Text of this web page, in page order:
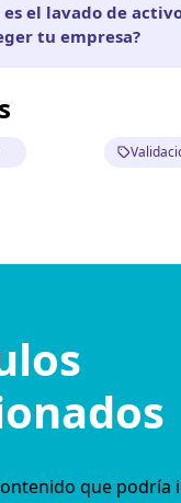
es el lavado de
tu empresa?
que podría